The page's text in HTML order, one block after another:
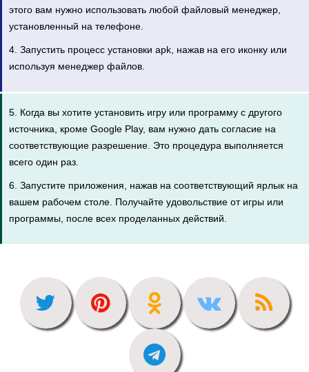
этого вам нужно использовать любой файловый менеджер,
установленный на телефоне.
4. Запустить процесс установки apk, нажав на его иконку или
используя менеджер файлов.
5. Когда вы хотите установить игру или программу с другого
источника, кроме Google Play, вам нужно дать согласие на
соответствующие разрешение. Это процедура выполняется
всего один раз.
6. Запустите приложения, нажав на соответствующий ярлык на
вашем рабочем столе. Получайте удовольствие от игры или
программы, после всех проделанных действий.